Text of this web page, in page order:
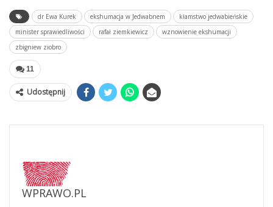
dr Ewa Kurek ekshumacja w Jedwabnem
kłamstwo jedwabieńskie
minister sprawiedliwości
rafał ziemkiewicz
wznowienie ekshumacji
zbigniew ziobro
11
Udostępnij
WPRAWO.PL